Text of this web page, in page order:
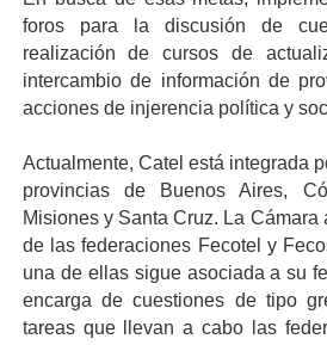
foros para la discusión de
realización de cursos de
intercambio de información de
acciones de injerencia política y
Actualmente, Catel está integrada
provincias de Buenos Aires,
Misiones y Santa Cruz. La Cámara
de las federaciones Fecotel y
una de ellas sigue asociada a su
encarga de cuestiones de tipo
tareas que llevan a cabo las